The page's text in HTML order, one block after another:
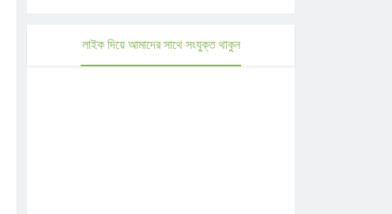
লাইক দিয়ে আমাদের সাথে সংযুক্ত থাকুন